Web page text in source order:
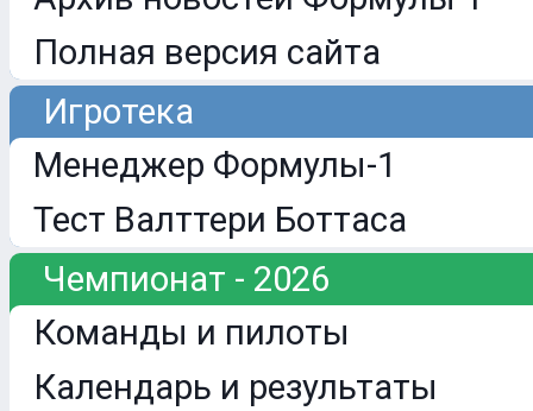
Полная версия сайта
Игротека
Менеджер Формулы-1
Тест Валттери Боттаса
Чемпионат - 2026
Команды и пилоты
Календарь и результаты